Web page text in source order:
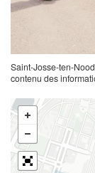
Saint-Josse-ten-
contenu des